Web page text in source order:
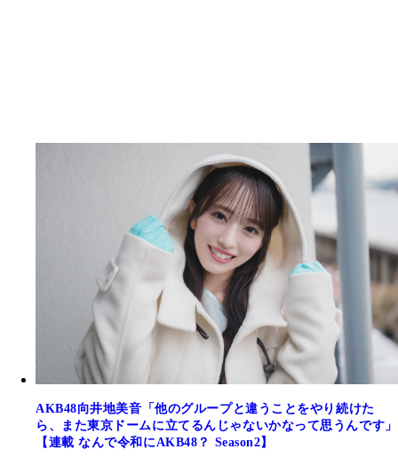
AKB48向井地美音「他のグループと違うことをやり続けた
ら、また東京ドームに立てるんじゃないかなって思うんです」
【連載 なんで令和にAKB48？ Season2】